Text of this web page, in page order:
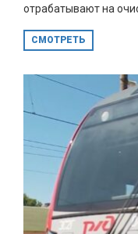
отрабатывают на
СМОТРЕТЬ